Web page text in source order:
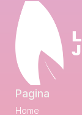
Pagina
Home